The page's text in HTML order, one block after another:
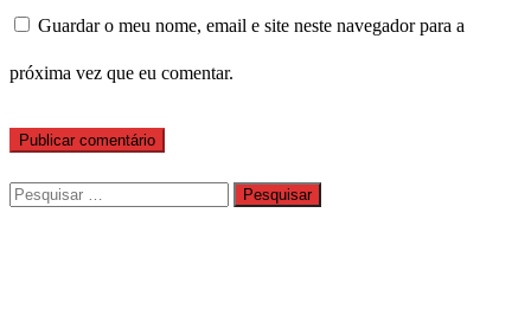
Guardar o meu nome, email e site neste navegador para a
próxima vez que eu comentar.
Pesquisar
por: